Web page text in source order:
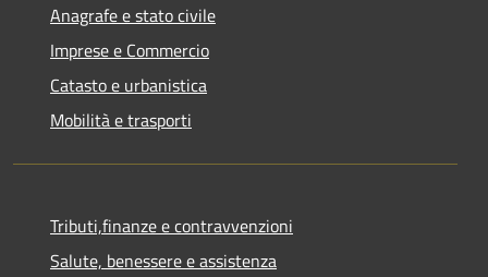
Anagrafe e stato civile
Imprese e Commercio
Catasto e urbanistica
Mobilità e trasporti
Tributi,finanze e contravvenzioni
Salute, benessere e assistenza